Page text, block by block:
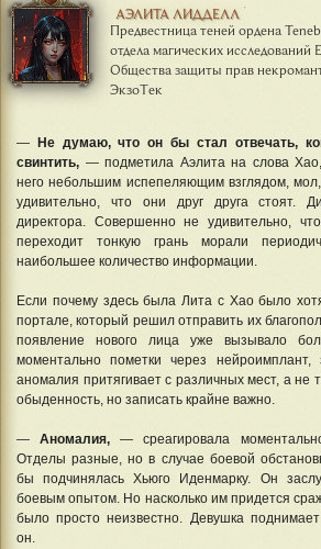
АЭЛИТА ЛИДДЕЛЛ
Предвестница теней ордена
отдела магических исследований
Общества защиты прав
ЭкзоТек
—
Не думаю, что он бы стал отвечать,
свинтить, — подметила Аэлита на слова
него небольшим испепеляющим взглядом,
удивительно, что они друг друга стоят.
директора. Совершенно не удивительно,
переходит тонкую грань морали
наибольшее количество информации.
Если почему здесь была Лита с Хао было
портале, который решил отправить их
появление нового лица уже вызывало
моментально пометки через нейроимплант,
аномалия притягивает с различных мест, а не
обыденность, но записать крайне важно.
—Аномалия,— среагировала
Отделы разные, но в случае боевой
бы подчинялась Хьюго Иденмарку. Он
боевым опытом. Но насколько им придется
было просто неизвестно. Девушка поднимает
он.